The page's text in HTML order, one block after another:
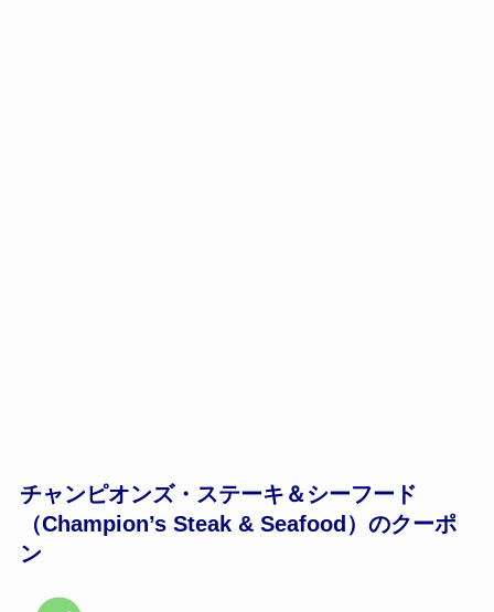
チャンピオンズ・ステーキ＆シーフード
（Champion’s Steak & Seafood）のクーポ
ン